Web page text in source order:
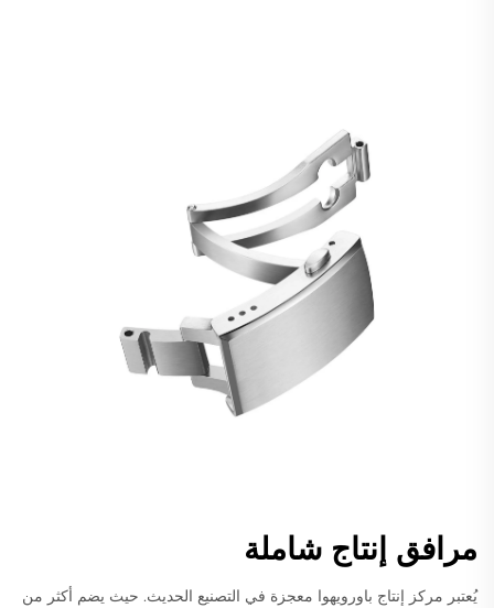
مرافق إنتاج شاملة
يُعتبر مركز إنتاج باورويهوا معجزة في التصنيع الحديث. حيث يضم أكثر من